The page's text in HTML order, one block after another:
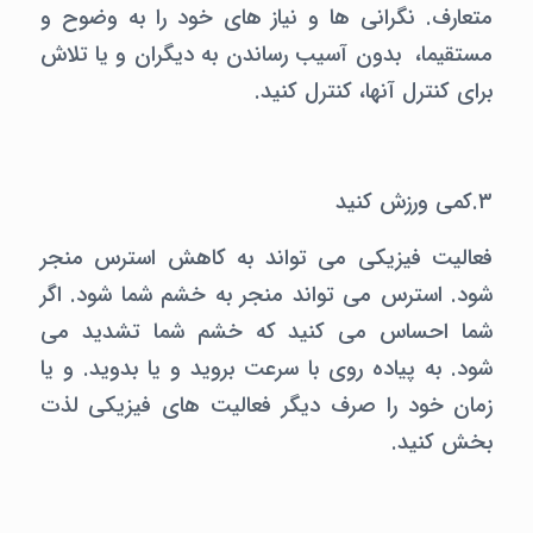
متعارف. نگرانی ها و نیاز های خود را به وضوح و
مستقیما، بدون آسیب رساندن به دیگران و یا تلاش
برای کنترل آنها، کنترل کنید.
۳.کمی ورزش کنید
فعالیت فیزیکی می تواند به کاهش استرس منجر
شود. استرس می تواند منجر به خشم شما شود. اگر
شما احساس می کنید که خشم شما تشدید می
شود. به پیاده روی با سرعت بروید و یا بدوید. و یا
زمان خود را صرف دیگر فعالیت های فیزیکی لذت
بخش کنید.